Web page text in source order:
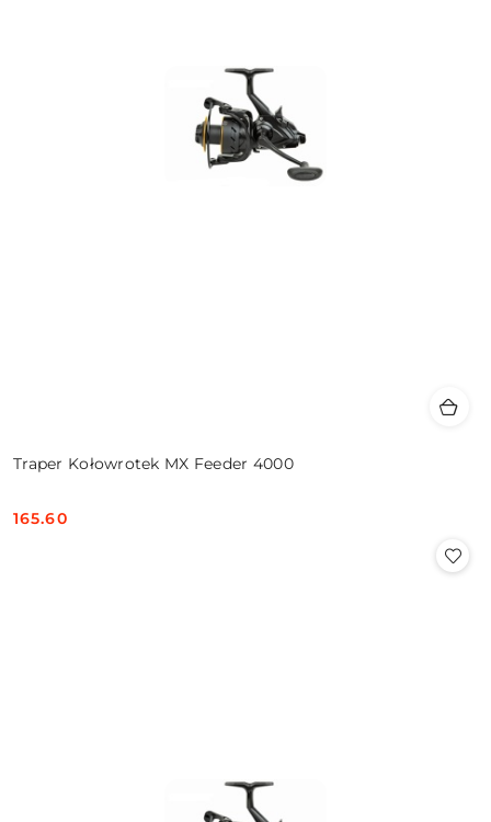
Traper Kołowrotek MX Feeder 4000
Cena:
165.60